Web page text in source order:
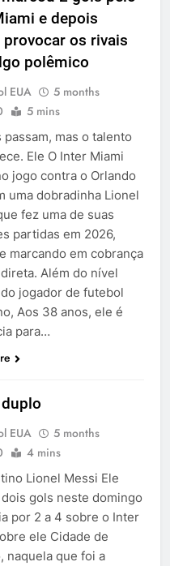
e depois
os rivais
polêmico
EUA
5 months
5 mins
passam, mas o talento
Ele O Inter Miami
jogo contra o Orlando
uma dobradinha Lionel
fez uma de suas
partidas em 2026,
marcando em cobrança
Além do nível
jogador de futebol
Aos 38 anos, ele é
para…
EUA
5 months
4 mins
Lionel Messi Ele
gols neste domingo
por 2 a 4 sobre o Inter
ele Cidade de
naquela que foi a